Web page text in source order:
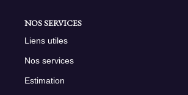
NOS SERVICES
Liens utiles
Nos services
Estimation